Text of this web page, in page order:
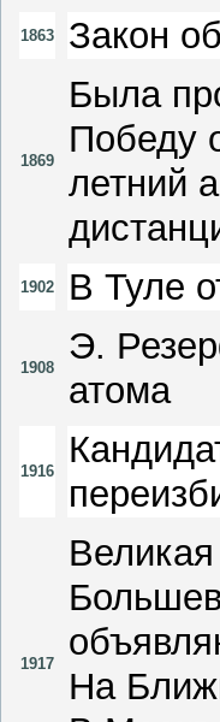
1863 Закон
1869
Была
Победу
летний
1902 В Туле
1908
Э.
атома
1916
1917
На